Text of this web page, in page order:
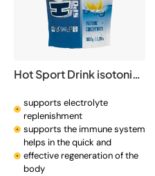
Hot Sport Drink isotonic drink
supports electrolyte
replenishment
supports the immune system
helps in the quick and
effective regeneration of the
body